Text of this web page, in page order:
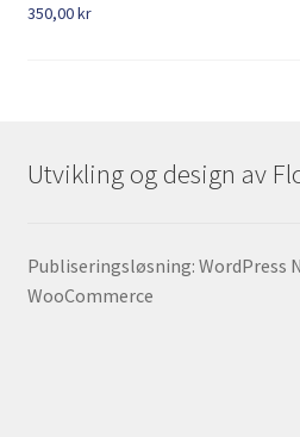
350,00kr
Utvikling og design av
Publiseringsløsning: WordPress
WooCommerce